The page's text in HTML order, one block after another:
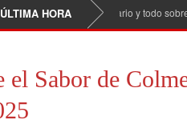
HORA
horario y todo sobre el
el Sabor de